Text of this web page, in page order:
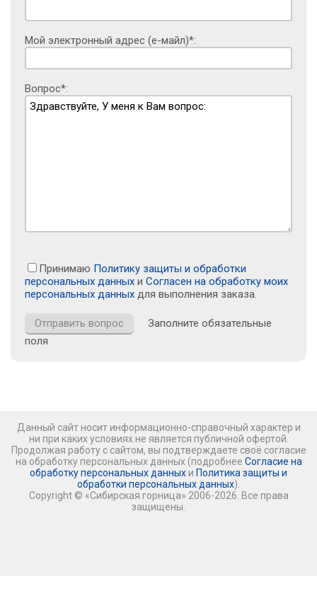
Мой электронный адрес (е-майл)*:
Вопрос*:
Принимаю Политику защиты и обработки
персональных данных и Согласен на обработку моих
персональных данных для выполнения заказа.
Заполните обязательные
поля
Данный сайт носит информационно-справочный характер и
ни при каких условиях не является публичной офертой.
Продолжая работу с сайтом, вы подтверждаете своё согласие
на обработку персональных данных (подробнее Согласие на
обработку персональных данных и Политика защиты и
обработки персональных данных).
Copyright © «Сибирская горница» 2006-2026. Все права
защищены.